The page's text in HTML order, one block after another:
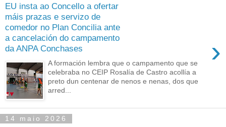
EU insta ao Concello a ofertar
máis prazas e servizo de
comedor no Plan Concilia ante
a cancelación do campamento
da ANPA Conchases
›
A formación lembra que o campamento que se
celebraba no CEIP Rosalía de Castro acollía a
preto dun centenar de nenos e nenas, dos que
arred...
14 maio 2026